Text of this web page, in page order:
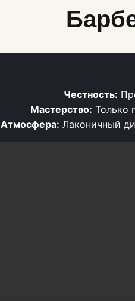
Честность:
Мастерство: Только
Атмосфера: Лаконичный